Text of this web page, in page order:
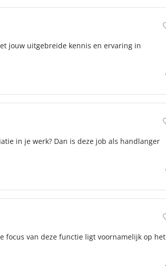
jouw uitgebreide kennis en ervaring in
in je werk? Dan is deze job als handlanger
focus van deze functie ligt voornamelijk op het